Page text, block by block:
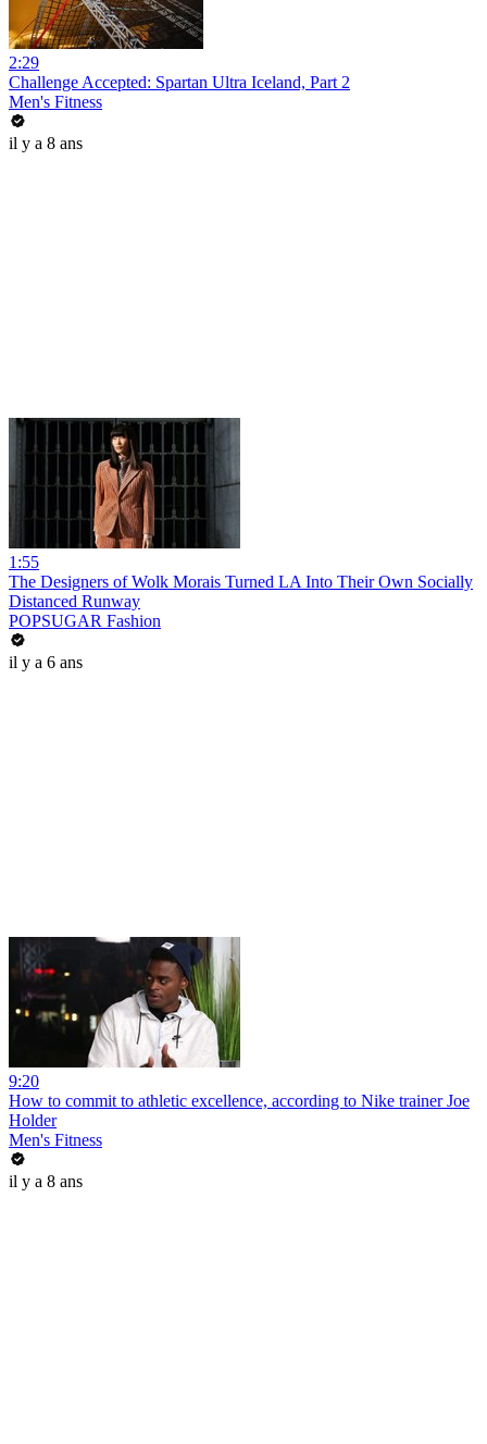
2:29
Challenge Accepted: Spartan Ultra Iceland, Part 2
Men's Fitness
il y a 8 ans
1:55
The Designers of Wolk Morais Turned LA Into Their Own Socially
Distanced Runway
POPSUGAR Fashion
il y a 6 ans
9:20
How to commit to athletic excellence, according to Nike trainer Joe
Holder
Men's Fitness
il y a 8 ans